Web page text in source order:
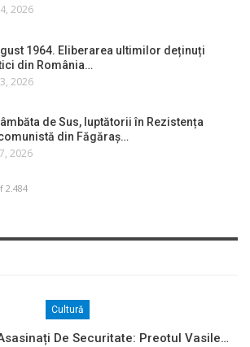
2026
1964. Eliberarea ultimilor deținuți
din România…
2026
de Sus, luptătorii în Rezistența
din Făgăraș…
2026
2.484
Cultură
De Securitate: Preotul Vasile…